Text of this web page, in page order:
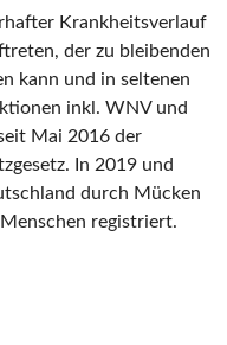
Krankheitsverlauf
der zu bleibenden
kann und in seltenen
inkl. WNV und
Mai 2016 der
In 2019 und
durch Mücken
registriert.